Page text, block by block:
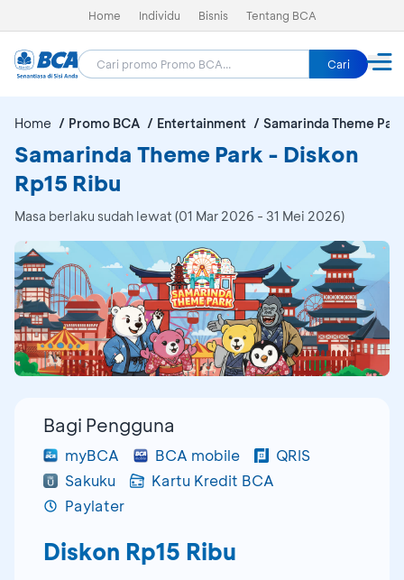
Home Individu Bisnis Tentang BCA
Cari
Home Promo BCA Entertainment Samarinda Theme Park
Samarinda Theme Park - Diskon
Rp15 Ribu
Masa berlaku sudah lewat (01 Mar 2026 - 31 Mei 2026)
Bagi Pengguna
myBCA BCA mobile
QRIS
Sakuku
Kartu Kredit BCA
Paylater
Diskon Rp15 Ribu